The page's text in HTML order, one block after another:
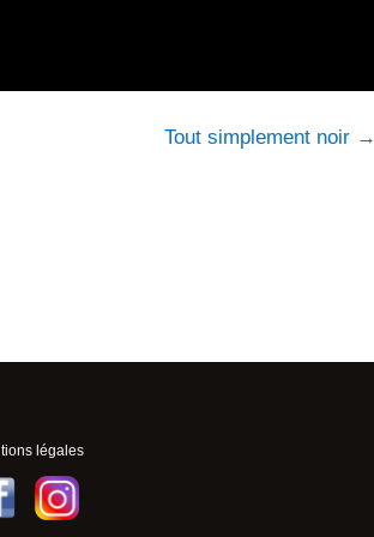
Tout simplement noir→
légales